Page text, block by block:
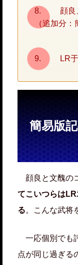
顔良
（追加分：
LR
簡易版
顔良と文醜の
てこいつらは
る。こんな武将
一応個別でも
点が同じ過ぎる